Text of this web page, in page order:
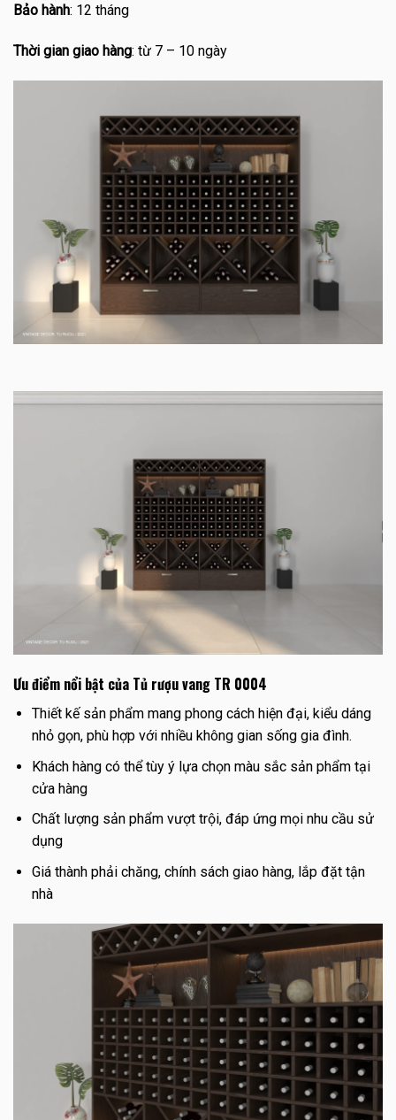
Bảo hành: 12 tháng
Thời gian giao hàng: từ 7 – 10 ngày
Ưu điểm nổi bật của Tủ rượu vang TR 0004
Thiết kế sản phẩm mang phong cách hiện đại, kiểu dáng
nhỏ gọn, phù hợp với nhiều không gian sống gia đình.
Khách hàng có thể tùy ý lựa chọn màu sắc sản phẩm tại
cửa hàng
Chất lượng sản phẩm vượt trội, đáp ứng mọi nhu cầu sử
dụng
Giá thành phải chăng, chính sách giao hàng, lắp đặt tận
nhà